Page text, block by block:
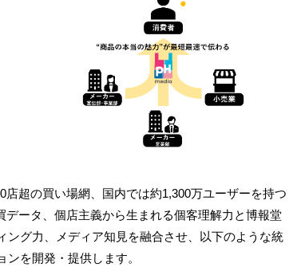
超の買い場網、国内では約1,300万ユーザーを持つ
データ、個店主義から生まれる個客理解力と博報堂
ング力、メディア知見を融合させ、以下のような統
を開発・提供します。